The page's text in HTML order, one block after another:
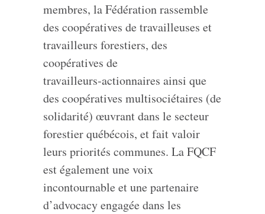
membres, la Fédération rassemble
des coopératives de travailleuses et
travailleurs forestiers, des
coopératives de
travailleurs‑actionnaires ainsi que
des coopératives multisociétaires (de
solidarité) œuvrant dans le secteur
forestier québécois, et fait valoir
leurs priorités communes. La FQCF
est également une voix
incontournable et une partenaire
d’advocacy engagée dans les